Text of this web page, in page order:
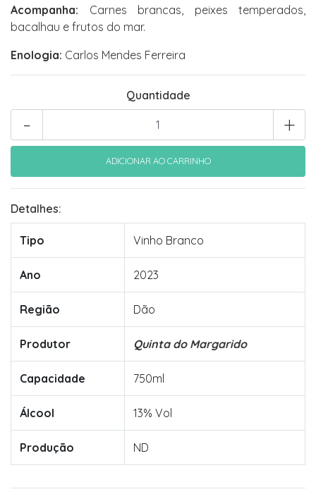
Acompanha: Carnes brancas, peixes temperados,
bacalhau e frutos do mar.
Enologia: Carlos Mendes Ferreira
Quantidade
+
-
Detalhes:
Tipo Vinho Branco
Ano 2023
Região Dão
Produtor Quinta do Margarido
Capacidade 750ml
Álcool 13% Vol
Produção ND